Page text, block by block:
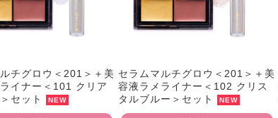
チグロウ＜201＞＋美
イナー＜101 クリア
セット
NEW
セラムマルチグロウ＜201＞＋美
容液ラメライナー＜102 クリス
タルブルー＞セット
NEW